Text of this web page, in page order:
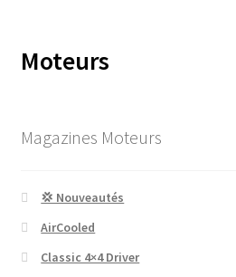
Moteurs
Magazines Moteurs
💢 Nouveautés
AirCooled
Classic 4×4 Driver